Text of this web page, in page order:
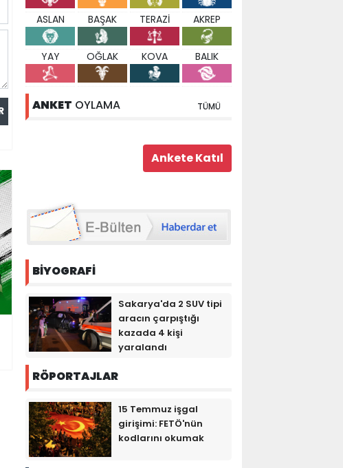
ASLAN BAŞAK TERAZİ AKREP
YAY OĞLAK KOVA BALIK
ANKET OYLAMA TÜMÜ
BİYOGRAFİ
Sakarya'da 2 SUV tipi
aracın çarpıştığı
kazada 4 kişi
yaralandı
RÖPORTAJLAR
15 Temmuz işgal
girişimi: FETÖ'nün
kodlarını okumak